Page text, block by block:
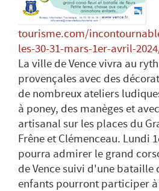
tourisme.com/
les-30-31-mars-1er-avril-
La ville de Vence vivra au
provençales avec des
de nombreux ateliers
à poney, des manèges et
artisanal sur les places du
Frêne et Clémenceau. Lundi
pourra admirer le grand
de Vence suivi d'une bataille
enfants pourront participer à